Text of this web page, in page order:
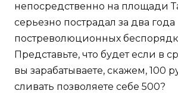
непосредственно на площади
серьезно пострадал за два года
постреволюционных
Представьте, что будет если в
вы зарабатываете, скажем, 100
сливать позволяете себе 500?